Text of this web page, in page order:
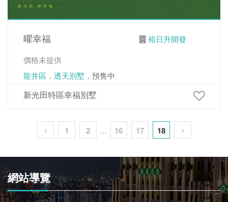
曜幸福
裕日升開發
價格未提供
龍井區 ． 透天別墅 ．預售中
新光田特區幸福別墅
1 2 … 16 17 18
網站導覽